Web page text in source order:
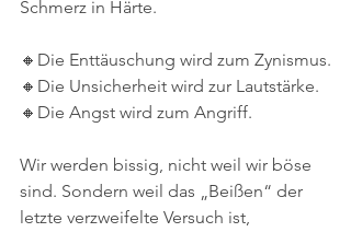
Schmerz in Härte.
​🔸️Die Enttäuschung wird zum Zynismus.
​🔸️Die Unsicherheit wird zur Lautstärke.
​🔸️Die Angst wird zum Angriff.
​Wir werden bissig, nicht weil wir böse
sind. Sondern weil das „Beißen“ der
letzte verzweifelte Versuch ist,